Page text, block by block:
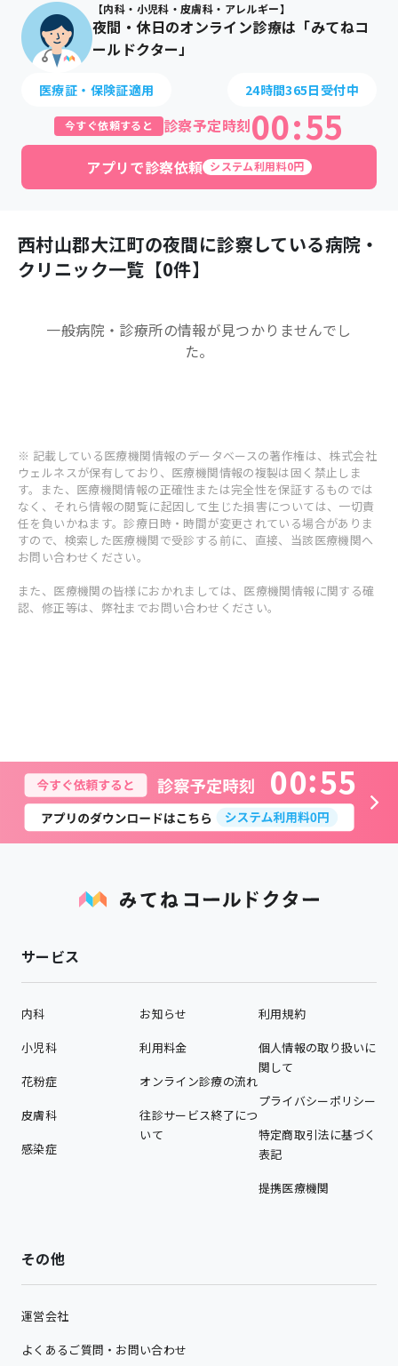
【内科・小児科・皮膚科・アレルギー】
夜間・休日のオンライン診療は「みてねコ
ールドクター」
医療証・保険証適用 24時間365日受付中
今すぐ依頼すると 診察予定時刻00:55
アプリで診察依頼 システム利用料0円
西村山郡大江町の夜間に診察している病院・
クリニック一覧【0件】
一般病院・診療所の情報が見つかりませんでし
た。
※ 記載している医療機関情報のデータベースの著作権は、株式会社
ウェルネスが保有しており、医療機関情報の複製は固く禁止しま
す。また、医療機関情報の正確性または完全性を保証するものでは
なく、それら情報の閲覧に起因して生じた損害については、一切責
任を負いかねます。診療日時・時間が変更されている場合がありま
すので、検索した医療機関で受診する前に、直接、当該医療機関へ
お問い合わせください。
また、医療機関の皆様におかれましては、医療機関情報に関する確
認、修正等は、弊社までお問い合わせください。
00 55
サービス
内科
小児科
花粉症
皮膚科
感染症
お知らせ
利用料金
オンライン診療の流れ
往診サービス終了につ
いて
利用規約
個人情報の取り扱いに
関して
プライバシーポリシー
特定商取引法に基づく
表記
提携医療機関
その他
運営会社
よくあるご質問・お問い合わせ